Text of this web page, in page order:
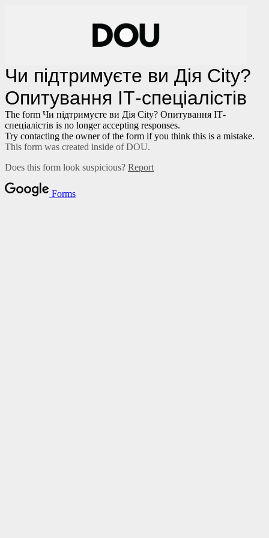
Чи підтримуєте ви Дія City?
Опитування ІТ-спеціалістів
The form Чи підтримуєте ви Дія City? Опитування ІТ-
спеціалістів is no longer accepting responses.
Try contacting the owner of the form if you think this is a mistake.
This form was created inside of DOU.
Does this form look suspicious? Report
Forms